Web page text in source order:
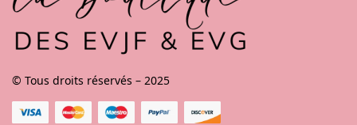
© Tous droits réservés – 2025